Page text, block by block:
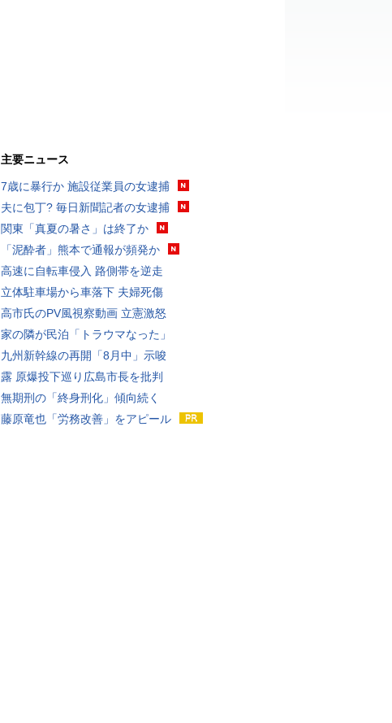
主要ニュース
7歳に暴行か 施設従業員の女逮捕
夫に包丁? 毎日新聞記者の女逮捕
関東「真夏の暑さ」は終了か
「泥酔者」熊本で通報が頻発か
高速に自転車侵入 路側帯を逆走
立体駐車場から車落下 夫婦死傷
高市氏のPV風視察動画 立憲激怒
家の隣が民泊「トラウマなった」
九州新幹線の再開「8月中」示唆
露 原爆投下巡り広島市長を批判
無期刑の「終身刑化」傾向続く
藤原竜也「労務改善」をアピール